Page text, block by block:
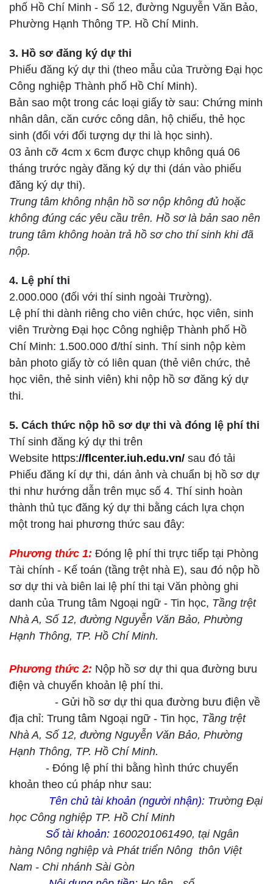
phố Hồ Chí Minh - Số 12, đường Nguyễn Văn Bảo,
Phường Hạnh Thông TP. Hồ Chí Minh.
3. Hồ sơ đăng ký dự thi
Phiếu đăng ký dự thi (theo mẫu của Trường Đại học
Công nghiệp Thành phố Hồ Chí Minh).
Bản sao một trong các loại giấy tờ sau: Chứng minh
nhân dân, căn cước công dân, hộ chiếu, thẻ học
sinh (đối với đối tượng dự thi là học sinh).
03 ảnh cỡ 4cm x 6cm được chụp không quá 06
tháng trước ngày đăng ký dự thi (dán vào phiếu
đăng ký dự thi).
Trung tâm không nhận hồ sơ nộp không đủ hoặc
không đúng các yêu cầu trên. Hồ sơ là bản sao nên
trung tâm không hoàn trả hồ sơ cho thí sinh khi đã
nộp.
4. Lệ phí thi
2.000.000 (đối với thí sinh ngoài Trường).
Lệ phí thi dành riêng cho viên chức, học viên, sinh
viên Trường Đại học Công nghiệp Thành phố Hồ
Chí Minh: 1.500.000 đ/thí sinh. Thí sinh nộp kèm
bản photo giấy tờ có liên quan (thẻ viên chức, thẻ
học viên, thẻ sinh viên) khi nộp hồ sơ đăng ký dự
thi.
5. Cách thức nộp hồ sơ dự thi và đóng lệ phí thi
Thí sinh đăng ký dự thi trên
Website https://flcenter.iuh.edu.vn/ sau đó tải
Phiếu đăng kí dự thi, dán ảnh và chuẩn bị hồ sơ dự
thi như hướng dẫn trên mục số 4. Thí sinh hoàn
thành thủ tục đăng ký dự thi bằng cách lựa chọn
một trong hai phương thức sau đây:
Phương thức 1: Đóng lệ phí thi trực tiếp tại Phòng
Tài chính - Kế toán (tầng trệt nhà E), sau đó nộp hồ
sơ dự thi và biên lai lệ phí thi tại Văn phòng ghi
danh của Trung tâm Ngoại ngữ - Tin học, Tầng trệt
Nhà A, Số 12, đường Nguyễn Văn Bảo, Phường
Hạnh Thông, TP. Hồ Chí Minh.
Phương thức 2: Nộp hồ sơ dự thi qua đường bưu
điện và chuyển khoản lệ phí thi.
​ - Gửi hồ sơ dự thi qua đường bưu điện về
địa chỉ: Trung tâm Ngoại ngữ - Tin học, Tầng trệt
Nhà A, Số 12, đường Nguyễn Văn Bảo, Phường
Hạnh Thông, TP. Hồ Chí Minh.
- Đóng lệ phí thi bằng hình thức chuyển
khoản theo cú pháp như sau:
Tên chủ tài khoản (người nhận): Trường Đại
học Công nghiệp TP. Hồ Chí Minh
Số tài khoản: 1600201061490, tại Ngân
hàng Nông nghiệp và Phát triển Nông thôn Việt
Nam - Chi nhánh Sài Gòn